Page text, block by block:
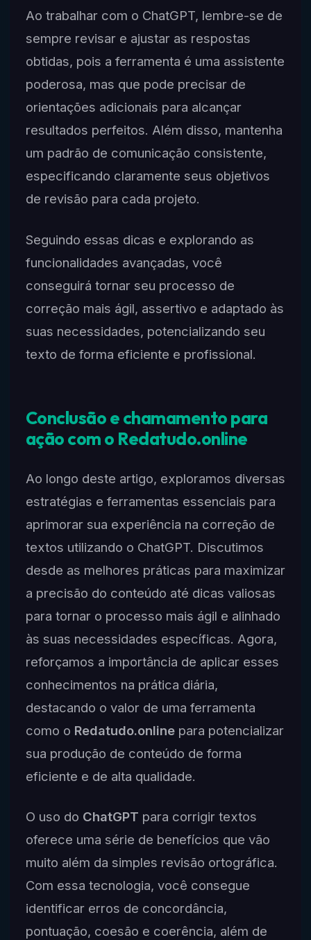
Ao trabalhar com o ChatGPT, lembre-se de
sempre revisar e ajustar as respostas
obtidas, pois a ferramenta é uma assistente
poderosa, mas que pode precisar de
orientações adicionais para alcançar
resultados perfeitos. Além disso, mantenha
um padrão de comunicação consistente,
especificando claramente seus objetivos
de revisão para cada projeto.
Seguindo essas dicas e explorando as
funcionalidades avançadas, você
conseguirá tornar seu processo de
correção mais ágil, assertivo e adaptado às
suas necessidades, potencializando seu
texto de forma eficiente e profissional.
Conclusão e chamamento para
ação com o Redatudo.online
Ao longo deste artigo, exploramos diversas
estratégias e ferramentas essenciais para
aprimorar sua experiência na correção de
textos utilizando o ChatGPT. Discutimos
desde as melhores práticas para maximizar
a precisão do conteúdo até dicas valiosas
para tornar o processo mais ágil e alinhado
às suas necessidades específicas. Agora,
reforçamos a importância de aplicar esses
conhecimentos na prática diária,
destacando o valor de uma ferramenta
como o Redatudo.onlinepara potencializar
sua produção de conteúdo de forma
eficiente e de alta qualidade.
O uso do ChatGPT para corrigir textos
oferece uma série de benefícios que vão
muito além da simples revisão ortográfica.
Com essa tecnologia, você consegue
identificar erros de concordância,
pontuação, coesão e coerência, além de